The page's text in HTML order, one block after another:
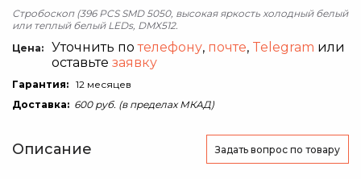
Стробоскоп (396 PCS SMD 5050, высокая яркость холодный белый
или теплый белый LEDs, DMX512.
Цена:
Уточнить потелефону, почте, Telegram или
оставьте заявку
Гарантия: 12 месяцев
Доставка: 600 руб. (в пределах МКАД)
Описание Задать вопрос по товару